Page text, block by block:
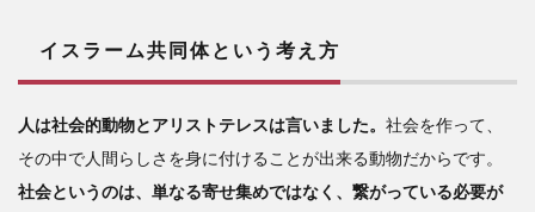
者が
増え
る
3
イスラム
イスラーム共同体という考え方
人は社会的動物とアリストテレスは言いました。 社会を作って、
その中で人間らしさを身に付けることが出来る動物だからです。
社会というのは、単なる寄せ集めではなく、繋がっている必要が